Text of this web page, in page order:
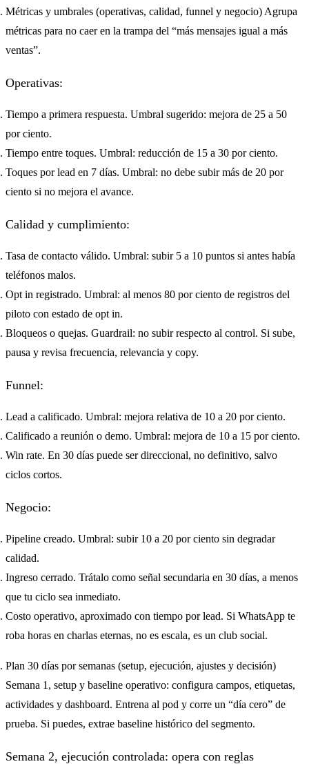
Métricas y umbrales (operativas, calidad, funnel y negocio) Agrupa
métricas para no caer en la trampa del “más mensajes igual a más
ventas”.
Operativas:
Tiempo a primera respuesta. Umbral sugerido: mejora de 25 a 50
por ciento.
Tiempo entre toques. Umbral: reducción de 15 a 30 por ciento.
Toques por lead en 7 días. Umbral: no debe subir más de 20 por
ciento si no mejora el avance.
Calidad y cumplimiento:
Tasa de contacto válido. Umbral: subir 5 a 10 puntos si antes había
teléfonos malos.
Opt in registrado. Umbral: al menos 80 por ciento de registros del
piloto con estado de opt in.
Bloqueos o quejas. Guardrail: no subir respecto al control. Si sube,
pausa y revisa frecuencia, relevancia y copy.
Funnel:
Lead a calificado. Umbral: mejora relativa de 10 a 20 por ciento.
Calificado a reunión o demo. Umbral: mejora de 10 a 15 por ciento.
Win rate. En 30 días puede ser direccional, no definitivo, salvo
ciclos cortos.
Negocio:
Pipeline creado. Umbral: subir 10 a 20 por ciento sin degradar
calidad.
Ingreso cerrado. Trátalo como señal secundaria en 30 días, a menos
que tu ciclo sea inmediato.
Costo operativo, aproximado con tiempo por lead. Si WhatsApp te
roba horas en charlas eternas, no es escala, es un club social.
Plan 30 días por semanas (setup, ejecución, ajustes y decisión)
Semana 1, setup y baseline operativo: configura campos, etiquetas,
actividades y dashboard. Entrena al pod y corre un “día cero” de
prueba. Si puedes, extrae baseline histórico del segmento.
Semana 2, ejecución controlada: opera con reglas